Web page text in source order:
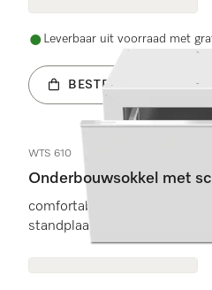
Leverbaar uit voorraad met
BESTEL NU
WTS 610
Onderbouwsokkel met
comfortabeler in- en uitladen
standplaats.